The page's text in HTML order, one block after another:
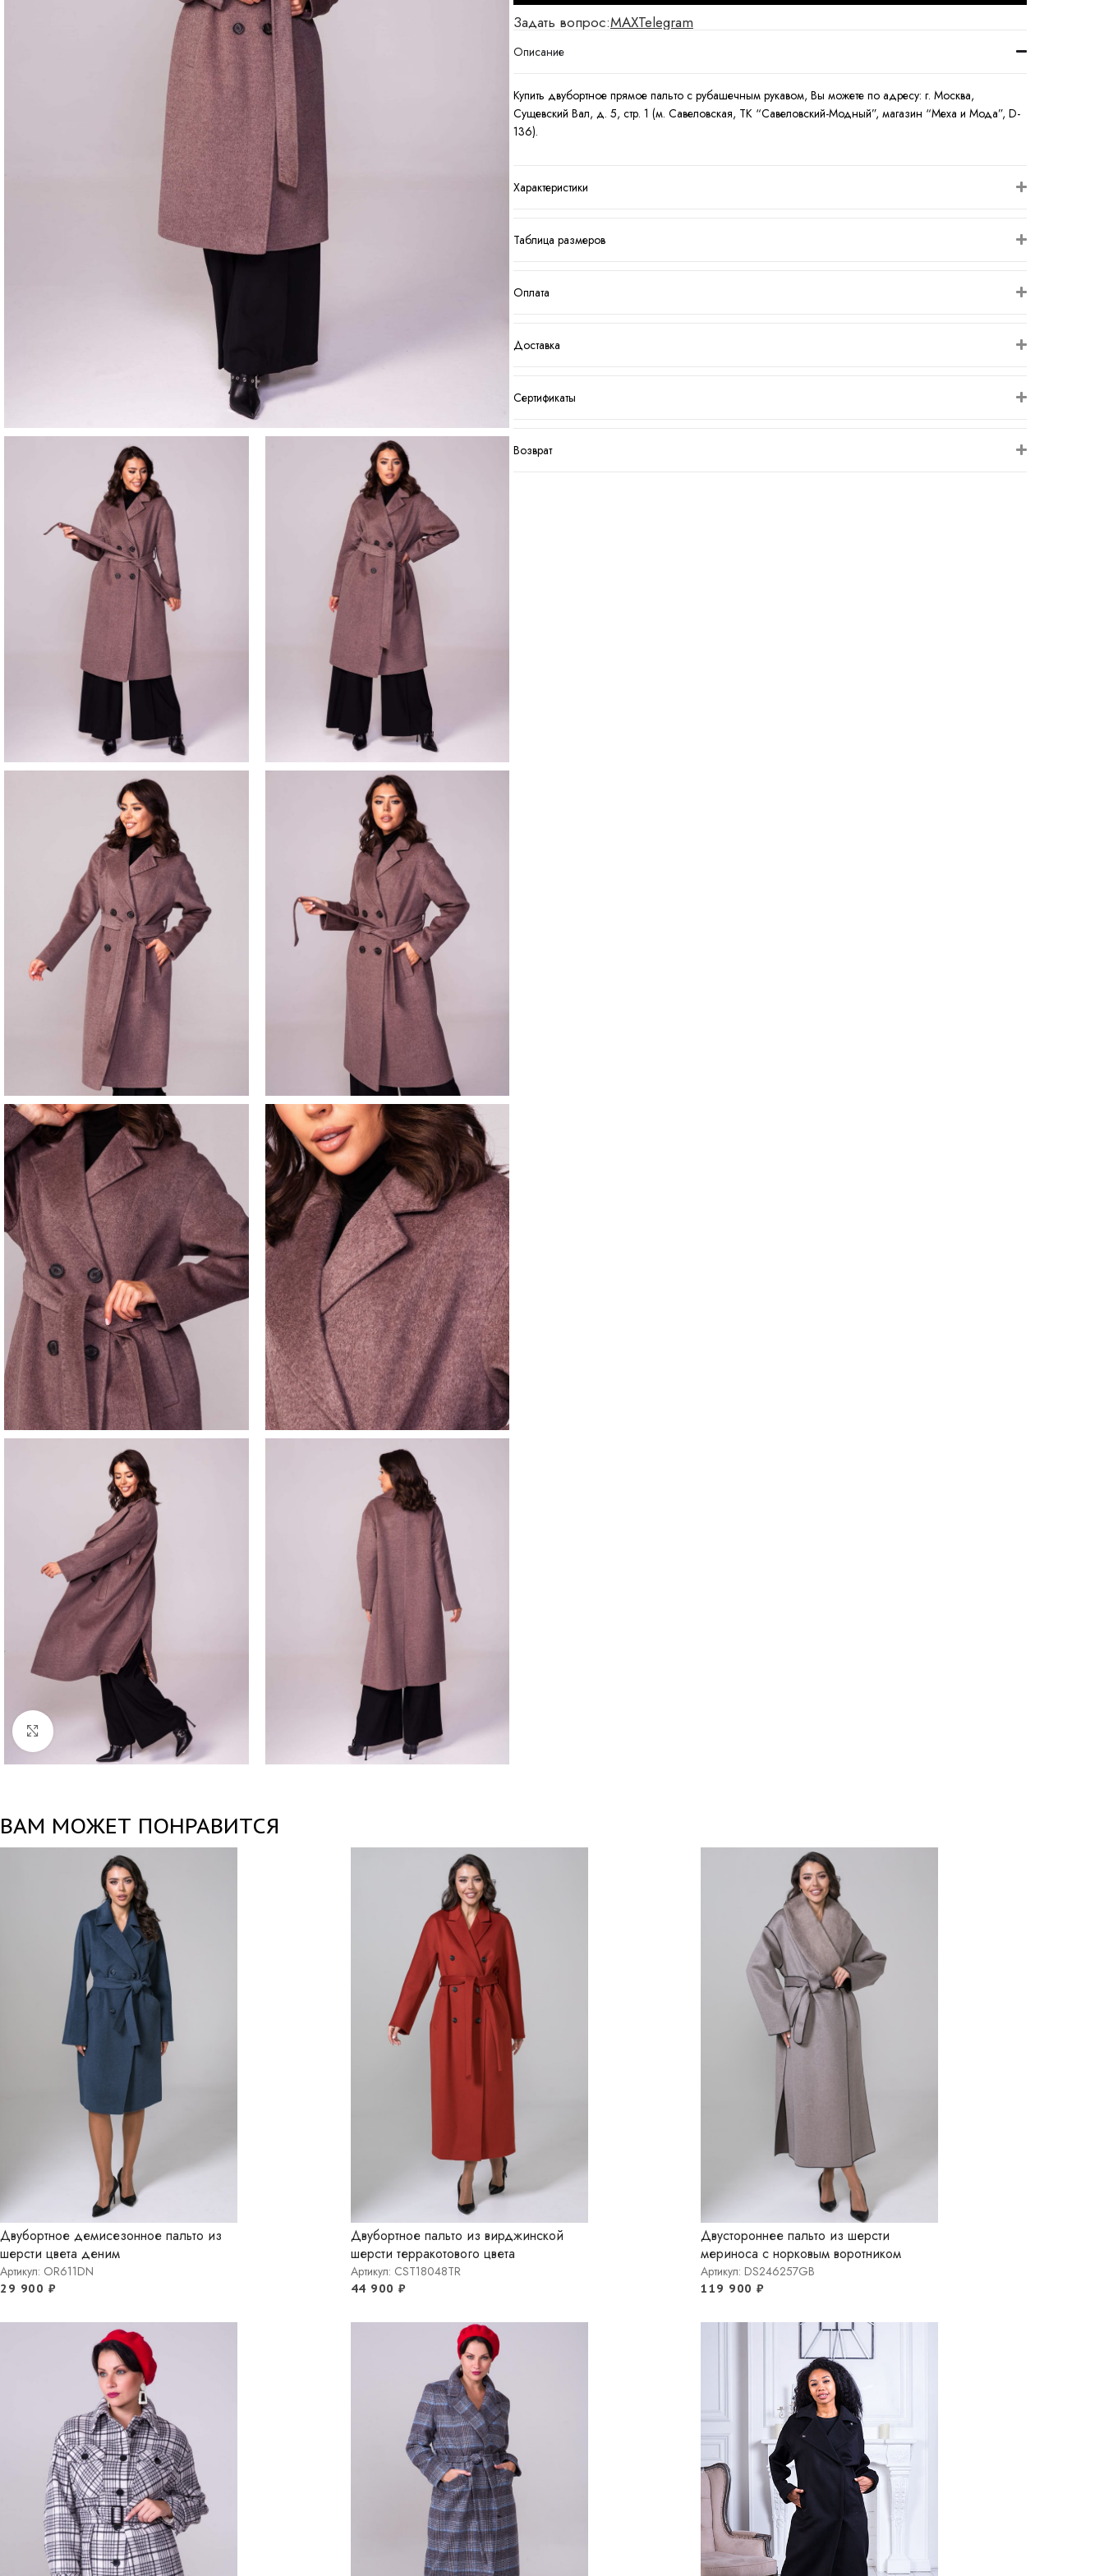
Нажмите, чтобы увеличить
Задать вопрос:MAXTelegram
Описание
Купить двубортное прямое пальто с рубашечным рукавом, Вы можете по адресу: г. Москва,
Сущевский Вал, д. 5, стр. 1 (м. Савеловская, ТК “Савеловский-Модный”, магазин “Меха и Мода”, D-
136).
Характеристики
Таблица размеров
Оплата
Доставка
Сертификаты
Возврат
ВАМ МОЖЕТ ПОНРАВИТСЯ
Двубортное демисезонное пальто из
шерсти цвета деним
Артикул: OR611DN
29 900 ₽
Двубортное пальто из вирджинской
шерсти терракотового цвета
Артикул: CST18048TR
44 900₽
Двустороннее пальто из шерсти
мериноса с норковым воротником
Артикул: DS246257GB
119 900₽